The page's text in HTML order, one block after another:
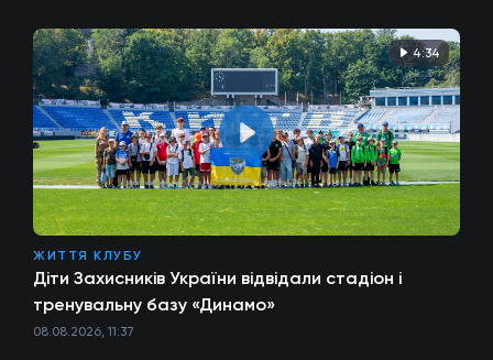
4:34
ЖИТТЯ КЛУБУ
Діти Захисників України відвідали стадіон і
тренувальну базу «Динамо»
08.08.2026, 11:37